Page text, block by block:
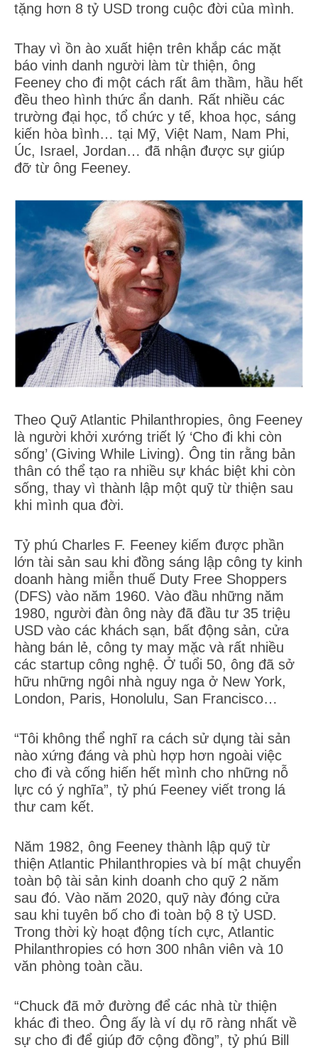
tặng hơn 8 tỷ USD trong cuộc đời của mình.
Thay vì ồn ào xuất hiện trên khắp các mặt
báo vinh danh người làm từ thiện, ông
Feeney cho đi một cách rất âm thầm, hầu hết
đều theo hình thức ẩn danh. Rất nhiều các
trường đại học, tổ chức y tế, khoa học, sáng
kiến hòa bình… tại Mỹ, Việt Nam, Nam Phi,
Úc, Israel, Jordan… đã nhận được sự giúp
đỡ từ ông Feeney.
Theo Quỹ Atlantic Philanthropies, ông Feeney
là người khởi xướng triết lý ‘Cho đi khi còn
sống’ (Giving While Living). Ông tin rằng bản
thân có thể tạo ra nhiều sự khác biệt khi còn
sống, thay vì thành lập một quỹ từ thiện sau
khi mình qua đời.
Tỷ phú Charles F. Feeney kiếm được phần
lớn tài sản sau khi đồng sáng lập công ty kinh
doanh hàng miễn thuế Duty Free Shoppers
(DFS) vào năm 1960. Vào đầu những năm
1980, người đàn ông này đã đầu tư 35 triệu
USD vào các khách sạn, bất động sản, cửa
hàng bán lẻ, công ty may mặc và rất nhiều
các startup công nghệ. Ở tuổi 50, ông đã sở
hữu những ngôi nhà nguy nga ở New York,
London, Paris, Honolulu, San Francisco…
“Tôi không thể nghĩ ra cách sử dụng tài sản
nào xứng đáng và phù hợp hơn ngoài việc
cho đi và cống hiến hết mình cho những nỗ
lực có ý nghĩa”, tỷ phú Feeney viết trong lá
thư cam kết.
Năm 1982, ông Feeney thành lập quỹ từ
thiện Atlantic Philanthropies và bí mật chuyển
toàn bộ tài sản kinh doanh cho quỹ 2 năm
sau đó. Vào năm 2020, quỹ này đóng cửa
sau khi tuyên bố cho đi toàn bộ 8 tỷ USD.
Trong thời kỳ hoạt động tích cực, Atlantic
Philanthropies có hơn 300 nhân viên và 10
văn phòng toàn cầu.
“Chuck đã mở đường để các nhà từ thiện
khác đi theo. Ông ấy là ví dụ rõ ràng nhất về
sự cho đi để giúp đỡ cộng đồng”, tỷ phú Bill